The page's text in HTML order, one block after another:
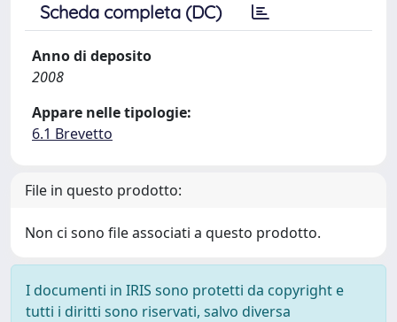
Scheda completa (DC)
Anno di deposito
2008
Appare nelle tipologie:
6.1 Brevetto
File in questo prodotto:
Non ci sono file associati a questo prodotto.
I documenti in IRIS sono protetti da copyright e
tutti i diritti sono riservati, salvo diversa